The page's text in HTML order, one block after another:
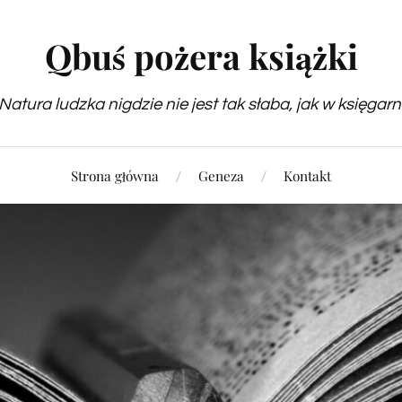
Qbuś pożera książki
ludzka nigdzie nie jest tak słaba, jak w
Strona główna Geneza Kontakt